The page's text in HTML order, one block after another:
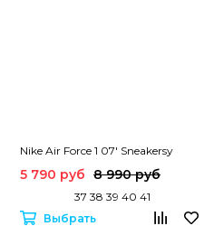
Nike Air Force 1 07' Sneakersy
5 790 руб 8 990 руб
37 38 39 40 41
Выбрать